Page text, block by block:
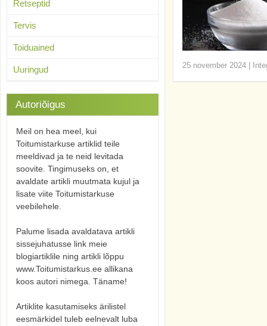
25 november 2024
Retseptid
Tervis
Toiduained
Uuringud
Autoriõigus
Meil on hea meel, kui
Toitumistarkuse artiklid teile
meeldivad ja te neid levitada
soovite. Tingimuseks on, et
avaldate artikli muutmata kujul ja
lisate viite Toitumistarkuse
veebilehele.
Palume lisada avaldatava artikli
sissejuhatusse link meie
blogiartiklile ning artikli lõppu
www.Toitumistarkus.ee allikana
koos autori nimega. Täname!
Artiklite kasutamiseks ärilistel
eesmärkidel tuleb eelnevalt luba